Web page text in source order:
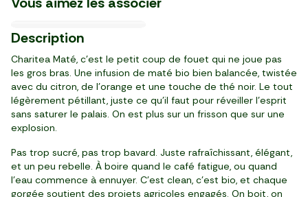
2,99 €
1-2 personne(s)
France
5,00 €
1,49 €
3,99 €
1,79 €
3,84 €
3,99 €
Nouveau
1,39 €
2,79 €
Description
Charitea Maté, c’est le petit coup de fouet qui ne joue pas
les gros bras. Une infusion de maté bio bien balancée, twistée
avec du citron, de l’orange et une touche de thé noir. Le tout
légèrement pétillant, juste ce qu’il faut pour réveiller l’esprit
sans saturer le palais. On est plus sur un frisson que sur une
explosion.
Pas trop sucré, pas trop bavard. Juste rafraîchissant, élégant,
et un peu rebelle. À boire quand le café fatigue, ou quand
l’eau commence à ennuyer. C’est clean, c’est bio, et chaque
gorgée soutient des projets agricoles engagés. On boit, on